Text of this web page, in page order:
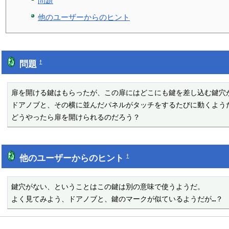
他のユーザーからのヒント
問題†
扉を開ける鍵はもらったが、この扉にはどこにも鍵を差し込む鍵穴
ドアノブと、その横に並んだパネルがタッチをするたびに動くよう
どうやったら扉を開けられるのだろう？
他のユーザーからのヒント†
鍵穴がない、ということはこの鍵は別の意味で使うようだ。
よく見てみよう、ドアノブと、鍵のマークが似ているようだが…？